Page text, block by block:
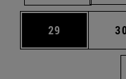
Página
29